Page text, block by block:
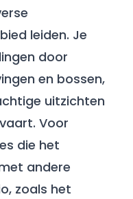
leiden. Je
door
en bossen,
uitzichten
Voor
die het
andere
zoals het